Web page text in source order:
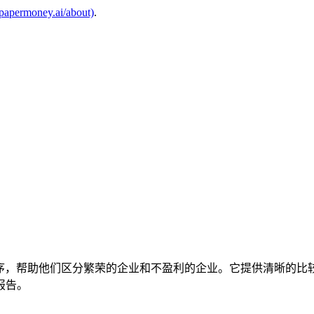
about).
帮助他们区分繁荣的企业和不盈利的企业。它提供清晰的
。